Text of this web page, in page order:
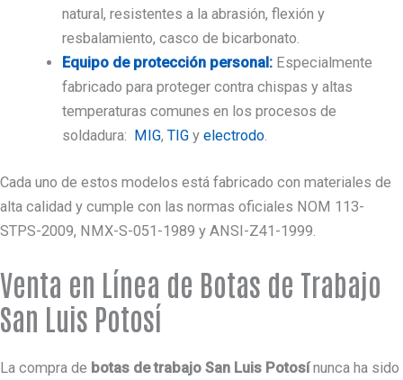
natural, resistentes a la abrasión, flexión y
resbalamiento, casco de bicarbonato.
Equipo de protección personal: Especialmente
fabricado para proteger contra chispas y altas
temperaturas comunes en los procesos de
soldadura:
MIG,TIG yelectrodo.
Cada uno de estos modelos está fabricado con materiales de
alta calidad y cumple con las normas oficiales NOM 113-
STPS-2009, NMX-S-051-1989 y ANSI-Z41-1999.
Venta en Línea de Botas de Trabajo
San Luis Potosí
La compra de botas de trabajo San Luis Potosínunca ha sido